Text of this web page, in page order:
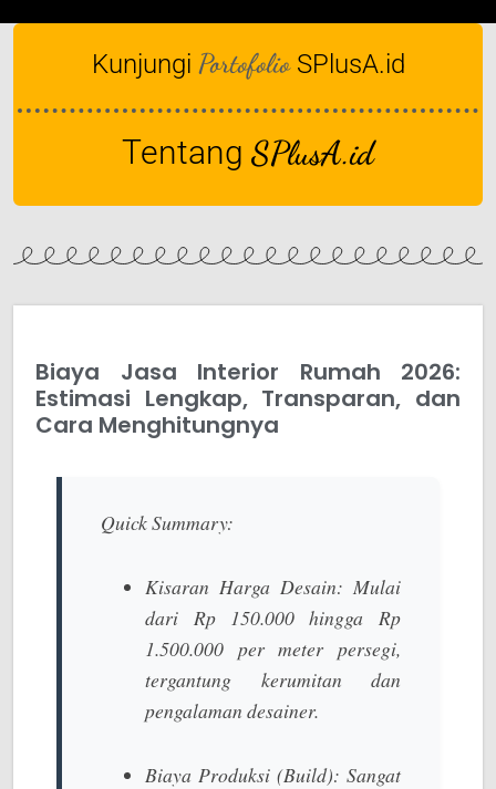
Kunjungi Portofolio SPlusA.id
Tentang SPlusA.id
Biaya Jasa Interior Rumah 2026:
Estimasi Lengkap, Transparan, dan
Cara Menghitungnya
Quick Summary:
Kisaran Harga Desain: Mulai
dari Rp 150.000 hingga Rp
1.500.000 per meter persegi,
tergantung kerumitan dan
pengalaman desainer.
Biaya Produksi (Build): Sangat